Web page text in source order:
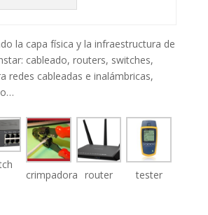
la capa física y la infraestructura de
cableado, routers, switches,
redes cableadas e inalámbricas,
crimpadora router tester